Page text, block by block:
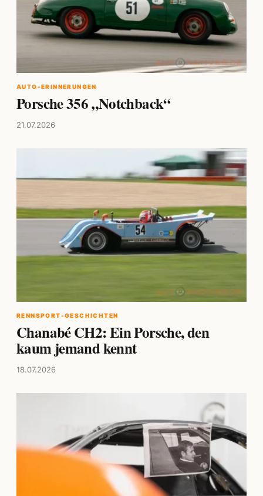
AUTO-ERINNERUNGEN
Porsche 356 „Notchback“
21.07.2026
RENNSPORT-GESCHICHTEN
Chanabé CH2: Ein Porsche, den
kaum jemand kennt
18.07.2026